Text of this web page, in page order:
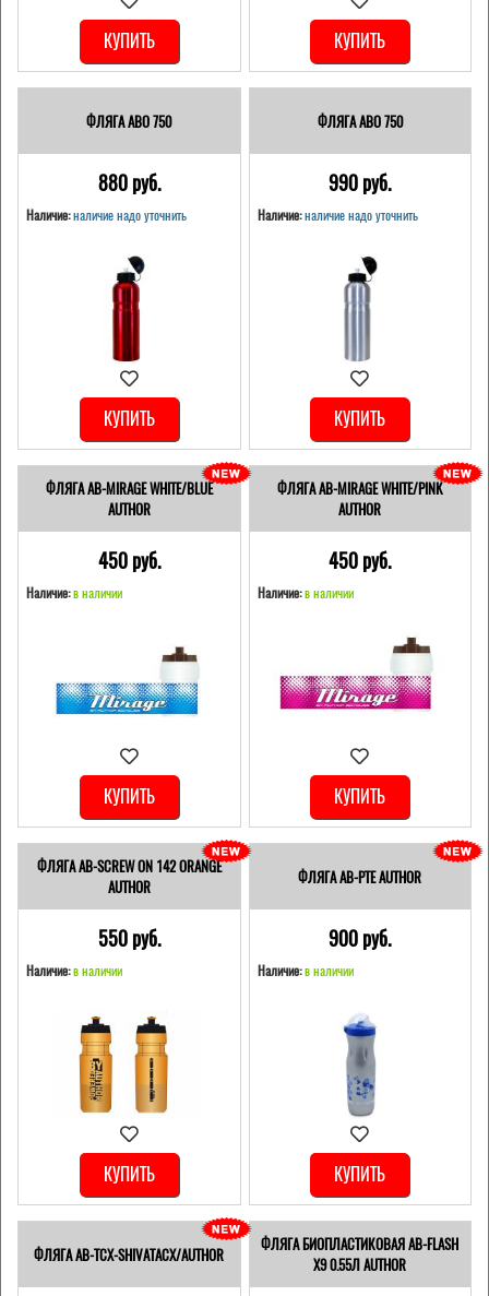
КУПИТЬ КУПИТЬ
ФЛЯГА ABO 750
880 pуб.
Наличие:наличие надо уточнить
КУПИТЬ
ФЛЯГА ABO 750
990 pуб.
Наличие: наличие надо уточнить
КУПИТЬ
ФЛЯГА AB-MIRAGE WHITE/BLUE
AUTHOR
450 pуб.
Наличие:в наличии
КУПИТЬ
ФЛЯГА AB-MIRAGE WHITE/PINK
AUTHOR
450 pуб.
Наличие: в наличии
КУПИТЬ
ФЛЯГА AB-SCREW ON 142 ORANGE
AUTHOR
550 pуб.
Наличие:в наличии
КУПИТЬ
ФЛЯГА AB-PTE AUTHOR
900 pуб.
Наличие: в наличии
КУПИТЬ
ФЛЯГА AB-TCX-SHIVATACX/AUTHOR
ФЛЯГА БИОПЛАСТИКОВАЯ AB-FLASH
X9 0.55Л AUTHOR